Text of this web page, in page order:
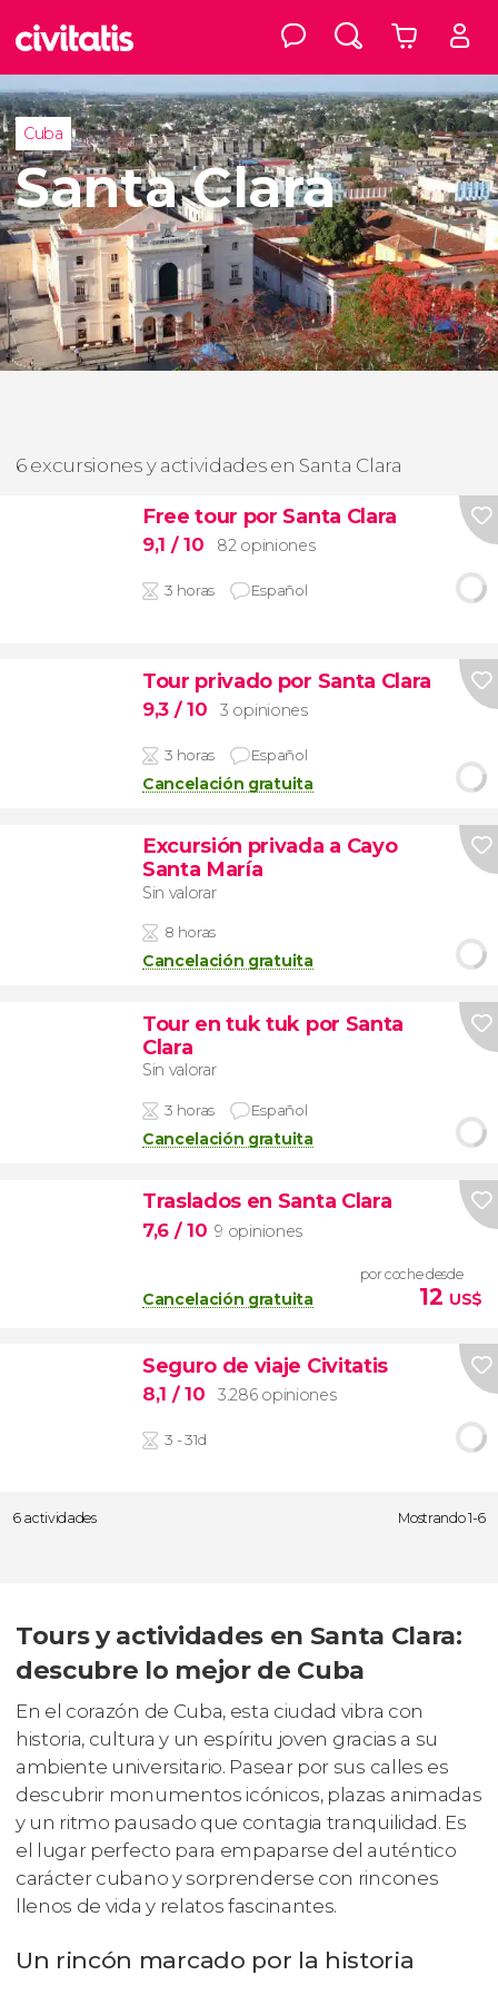
Cuba
Santa Clara
6 excursiones y actividades en Santa Clara
Free tour por Santa Clara
9,1 / 10 82 opiniones
3 horas Español
Tour privado por Santa Clara
9,3 / 10 3 opiniones
3 horas Español
Cancelación gratuita
Excursión privada a Cayo
Santa María
Sin valorar
8 horas
Cancelación gratuita
Tour en tuk tuk por Santa
Clara
Sin valorar
3 horas Español
Cancelación gratuita
Traslados en Santa Clara
7,6 / 10 9 opiniones
Cancelación gratuita
por coche desde
12 US$
Seguro de viaje Civitatis
8,1 / 10 3.286 opiniones
3 - 31d
6 actividades Mostrando 1-6
Tours y actividades en Santa Clara:
descubre lo mejor de Cuba
En el corazón de Cuba, esta ciudad vibra con
historia, cultura y un espíritu joven gracias a su
ambiente universitario. Pasear por sus calles es
descubrir monumentos icónicos, plazas animadas
y un ritmo pausado que contagia tranquilidad. Es
el lugar perfecto para empaparse del auténtico
carácter cubano y sorprenderse con rincones
llenos de vida y relatos fascinantes.
Un rincón marcado por la historia